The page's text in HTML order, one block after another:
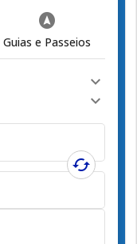
assistant_navigation
Guias e Passeios
expand_more
expand_more
cached